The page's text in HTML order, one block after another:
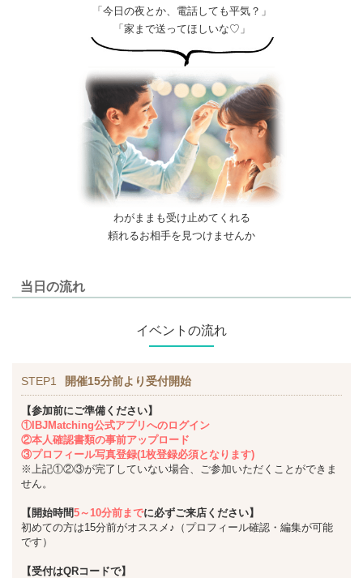
「今日の夜とか、電話しても平気？」
「家まで送ってほしいな♡」
わがままも受け止めてくれる
頼れるお相手を見つけませんか
当日の流れ
イベントの流れ
STEP1 開催15分前より受付開始
【参加前にご準備ください】
①IBJMatching公式アプリへのログイン
②本人確認書類の事前アップロード
③プロフィール写真登録(1枚登録必須となります)
※上記①②③が完了していない場合、ご参加いただくことができま
せん。
【開始時間5～10分前までに必ずご来店ください】
初めての方は15分前がオススメ♪（プロフィール確認・編集が可能
です）
【受付はQRコードで】